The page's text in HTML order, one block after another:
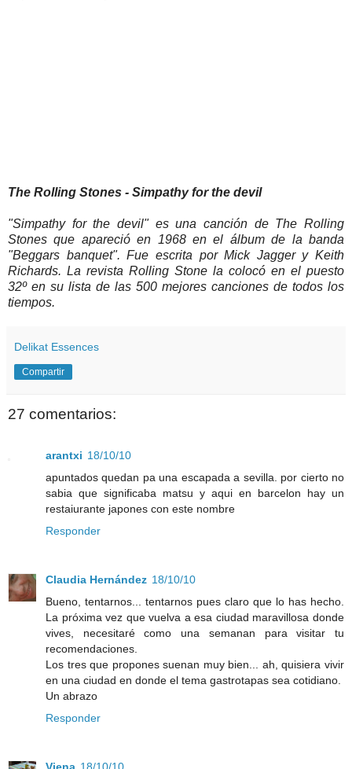
The Rolling Stones - Simpathy for the devil
"Simpathy for the devil" es una canción de The Rolling
Stones que apareció en 1968 en el álbum de la banda
"Beggars banquet". Fue escrita por Mick Jagger y Keith
Richards. La revista Rolling Stone la colocó en el puesto
32º en su lista de las 500 mejores canciones de todos los
tiempos.
Delikat Essences
Compartir
27 comentarios:
arantxi 18/10/10
apuntados quedan pa una escapada a sevilla. por cierto no
sabia que significaba matsu y aqui en barcelon hay un
restaiurante japones con este nombre
Responder
Claudia Hernández 18/10/10
Bueno, tentarnos... tentarnos pues claro que lo has hecho.
La próxima vez que vuelva a esa ciudad maravillosa donde
vives, necesitaré como una semanan para visitar tu
recomendaciones.
Los tres que propones suenan muy bien... ah, quisiera vivir
en una ciudad en donde el tema gastrotapas sea cotidiano.
Un abrazo
Responder
Viena 18/10/10